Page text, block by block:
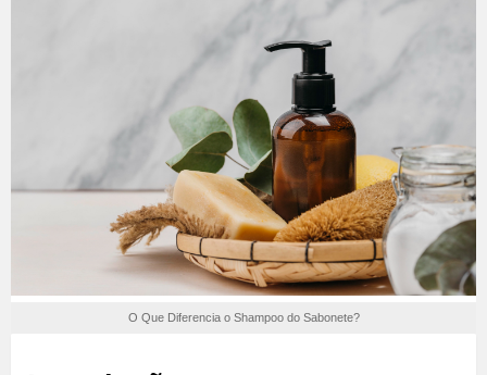
O Que Diferencia o Shampoo do Sabonete?